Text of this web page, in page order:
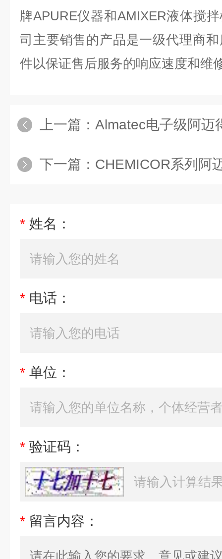
牌APURE仪器和AMIXER液体搅
司主要销售的产品是一级代理商
件以保证售后服务的响应速度和维
上一篇： Almatec电子级阿迈得
下一篇： CHEMICOR系列阿
* 姓名：
* 电话：
* 单位：
* 验证码：
* 留言内容：